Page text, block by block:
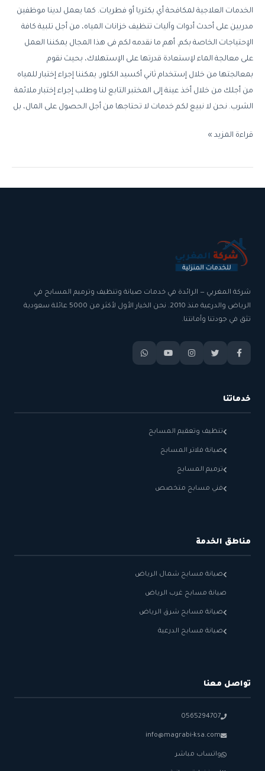
الخدمات العلاجية لمكافحة أي بكتريا أو فطريات. كما يعمل لدينا موظفين
مدربين على أحدث أدوات وآليات تنظيف خزانات المياه، من أجل تلبية كافة
الإحتياجات الخاصة بكم. أهم ما نقدمه لكم فى هذا المجال يمكننا العمل
على معالجة الماء لإستعادة قدرتها على الإستهلاك، بحيث نقوم
بمعالجتها من خلال إستخدام ثاني أكسيد الكلور. يمكننا إجراء إختبار للمياه
من أجلك من خلال أخذ عينة إلى المختبر التابع لنا وطلب إجراء إختبار ملائمة
الشرب. نحن لا نبيع لكم خدمات لا تحتاجها من أجل الحصول على المال، بل
قراءة المزيد »
شركة المغربي — الرائدة في خدمات صيانة وتنظيف وترميم المسابح في
الرياض والدرعية منذ 2010. نحن الخيار الأول لأكثر من 5000 عائلة سعودية
تثق في جودتنا وأمانتنا.
خدماتنا
تنظيف وتعقيم المسابح
صيانة فلاتر المسابح
ترميم المسابح
فني مسابح متخصص
مناطق الخدمة
صيانة مسابح شمال الرياض
صيانة مسابح غرب الرياض
صيانة مسابح شرق الرياض
صيانة مسابح الدرعية
تواصل معنا
0565294707
info@magrabi-ksa.com
واتساب مباشر